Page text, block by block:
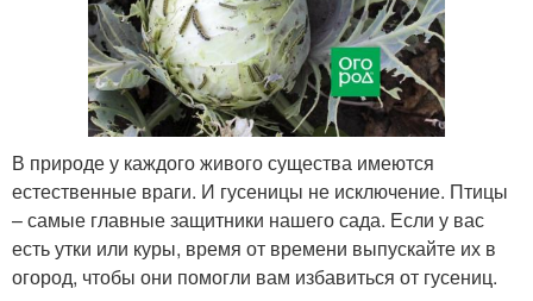
В природе у каждого живого существа имеются
естественные враги. И гусеницы не исключение. Птицы
– самые главные защитники нашего сада. Если у вас
есть утки или куры, время от времени выпускайте их в
огород, чтобы они помогли вам избавиться от гусениц.